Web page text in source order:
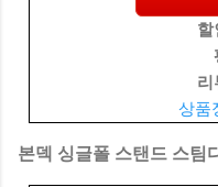
할
리
상품
본덱 싱글폴 스탠드 스팀